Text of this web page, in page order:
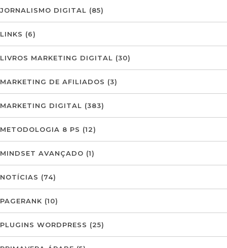
JORNALISMO DIGITAL (85)
LINKS (6)
LIVROS MARKETING DIGITAL (30)
MARKETING DE AFILIADOS (3)
MARKETING DIGITAL (383)
METODOLOGIA 8 PS (12)
MINDSET AVANÇADO (1)
NOTÍCIAS (74)
PAGERANK (10)
PLUGINS WORDPRESS (25)